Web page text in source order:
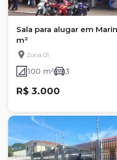
Sala para alugar em
m²
Zona 01
100 m² 3
R$ 3.000